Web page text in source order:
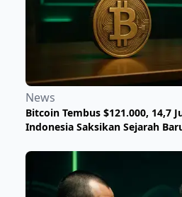
News
Bitcoin Tembus $121.000, 14,7
Indonesia Saksikan Sejarah